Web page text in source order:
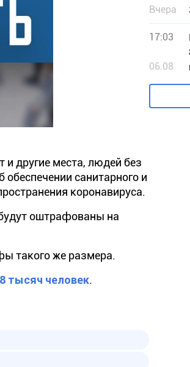
и другие места, людей без
санитарного и
коронавируса.
оштрафованы на
такого же размера.
тысяч человек.
Вчера
17:03
06.08